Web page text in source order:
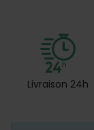
Livraison 24h